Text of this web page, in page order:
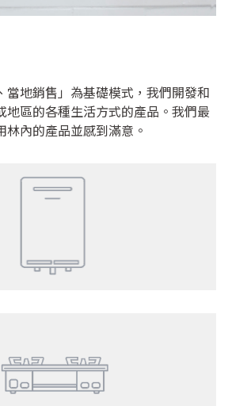
當地銷售」為基礎模式，我們開發和
地區的各種生活方式的產品。我們最
內的產品並感到滿意。